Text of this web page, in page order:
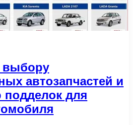
выбору
автозапчастей и
для